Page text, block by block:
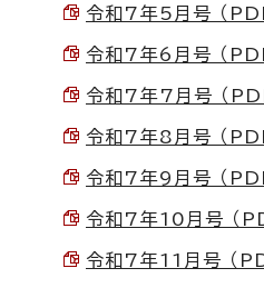
令和7年5月号 （
令和7年6月号 （
令和7年7月号 （
令和7年8月号 （
令和7年9月号 （
令和7年10月号 （
令和7年11月号 （